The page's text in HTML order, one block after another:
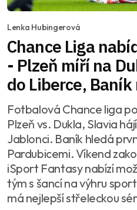
Lenka Hubingerová
Chance Liga
- Plzeň míří na
do Liberce,
Fotbalová Chance liga
Plzeň vs. Dukla, Slavia
Jablonci. Baník hledá
Pardubicemi. Víkend
iSport Fantasy nabízí
tým s šancí na výhru
má nejlepší střeleckou